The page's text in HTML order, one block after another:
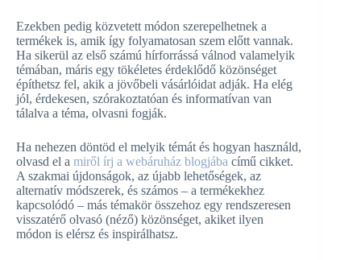
Ezekben pedig közvetett módon szerepelhetnek a
termékek is, amik így folyamatosan szem előtt vannak.
Ha sikerül az első számú hírforrássá válnod valamelyik
témában, máris egy tökéletes érdeklődő közönséget
építhetsz fel, akik a jövőbeli vásárlóidat adják. Ha elég
jól, érdekesen, szórakoztatóan és informatívan van
tálalva a téma, olvasni fogják.
Ha nehezen döntöd el melyik témát és hogyan használd,
olvasd el a miről írj a webáruház blogjába című cikket.
A szakmai újdonságok, az újabb lehetőségek, az
alternatív módszerek, és számos – a termékekhez
kapcsolódó – más témakör összehoz egy rendszeresen
visszatérő olvasó (néző) közönséget, akiket ilyen
módon is elérsz és inspirálhatsz.